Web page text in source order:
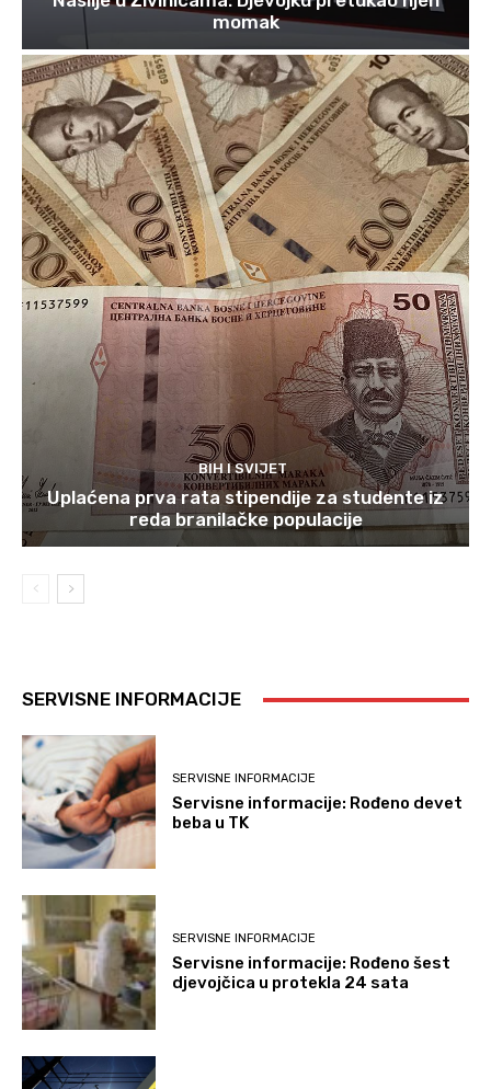
momak
BIH I SVIJET
Uplaćena prva rata stipendije za studente iz
reda branilačke populacije
SERVISNE INFORMACIJE
SERVISNE INFORMACIJE
Servisne informacije: Rođeno devet
beba u TK
SERVISNE INFORMACIJE
Servisne informacije: Rođeno šest
djevojčica u protekla 24 sata